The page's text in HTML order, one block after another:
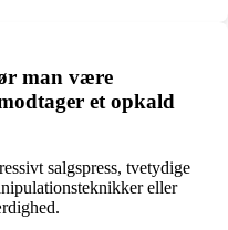
man være
et opkald
salgspress, tvetydige
eller